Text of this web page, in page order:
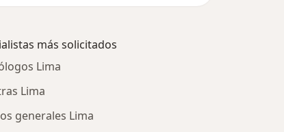
más solicitados
Lima
Lima
generales Lima